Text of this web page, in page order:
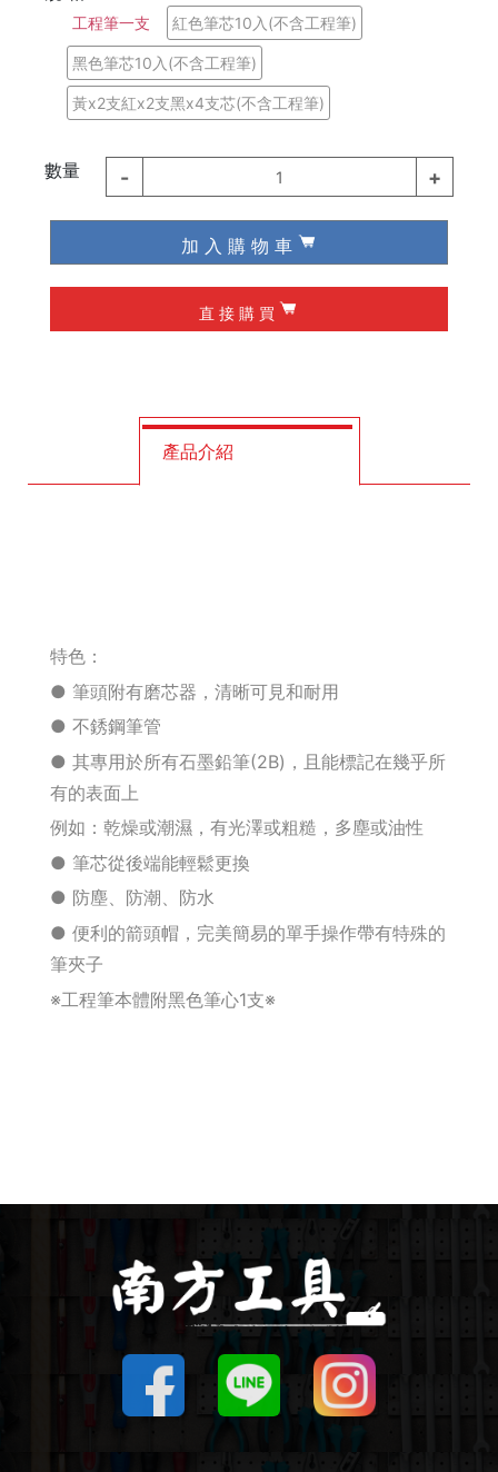
德國 Wiha / Wera
起子類
夾具
作榫 / 定位
Makita 配件
WORX 威克士
砂紙 / 拋光
鑽頭 / 轉接桿
修邊機 / 配件
砂輪機 / 配件
鎚鑽 / 配件
氣動工具
輔助工具/配件
工程筆一支 紅色筆芯10入(不含工程筆)
黑色筆芯10入(不含工程筆)
黃x2支紅x2支黑x4支芯(不含工程筆)
數量 - 1 +
加 入 購 物 車
直 接 購 買
產品介紹
特色：
● 筆頭附有磨芯器，清晰可見和耐用
● 不銹鋼筆管
● 其專用於所有石墨鉛筆(2B)，且能標記在幾乎所
有的表面上
例如：乾燥或潮濕，有光澤或粗糙，多塵或油性
● 筆芯從後端能輕鬆更換
● 防塵、防潮、防水
● 便利的箭頭帽，完美簡易的單手操作帶有特殊的
筆夾子
※工程筆本體附黑色筆心1支※